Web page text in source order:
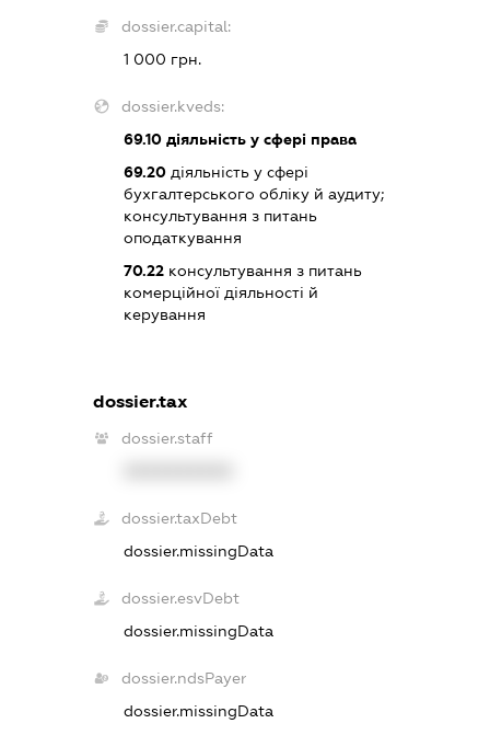
dossier.capital:
1 000 грн.
dossier.kveds:
69.10діяльність у сфері права
69.20діяльність у сфері
бухгалтерського обліку й аудиту;
консультування з питань
оподаткування
70.22консультування з питань
комерційної діяльності й
керування
dossier.tax
dossier.staff
dossier.taxDebt
dossier.missingData
dossier.esvDebt
dossier.missingData
dossier.ndsPayer
dossier.missingData